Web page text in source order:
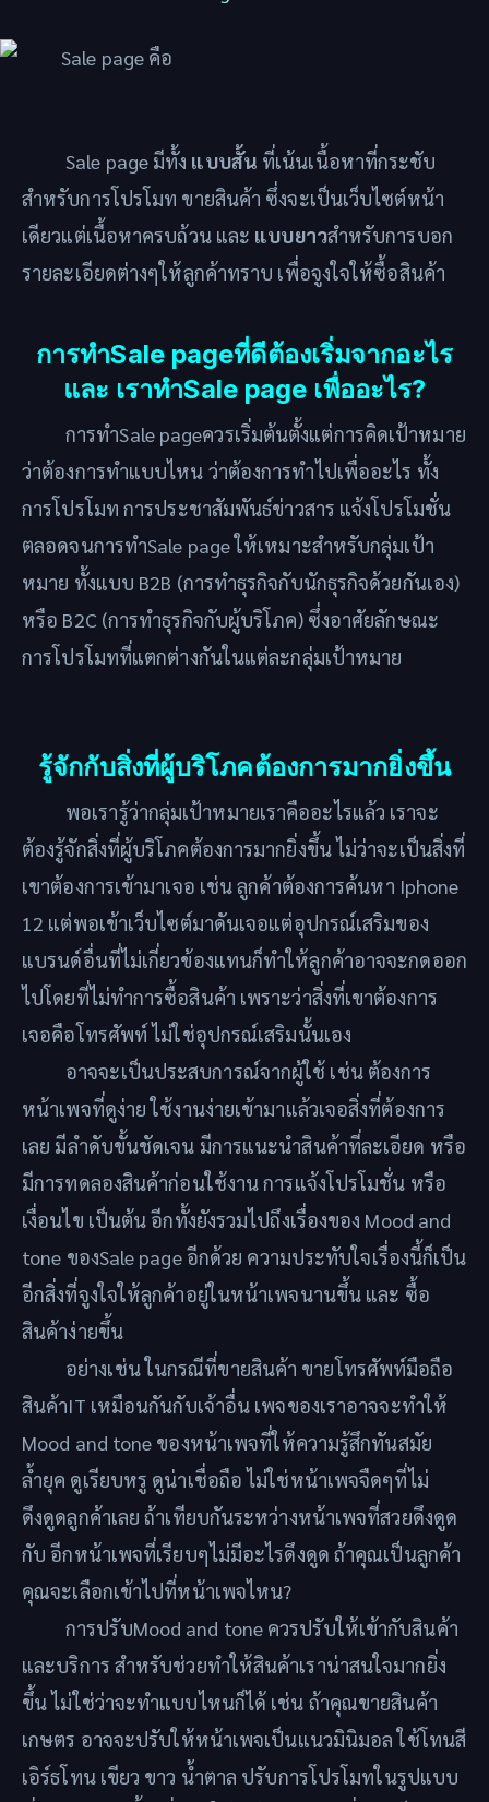
Sale page มีทั้ง แบบสั้น ที่เน้นเนื้อหาที่กระชับ
สำหรับการโปรโมท ขายสินค้า ซึ่งจะเป็นเว็บไซต์หน้า
เดียวแต่เนื้อหาครบถ้วน และ แบบยาวสำหรับการบอก
รายละเอียดต่างๆให้ลูกค้าทราบ เพื่อจูงใจให้ซื้อสินค้า
การทำSale pageที่ดีต้องเริ่มจากอะไร
และ เราทำSale page เพื่ออะไร?
การทำSale pageควรเริ่มต้นตั้งแต่การคิดเป้าหมาย
ว่าต้องการทำแบบไหน ว่าต้องการทำไปเพื่ออะไร ทั้ง
การโปรโมท การประชาสัมพันธ์ข่าวสาร แจ้งโปรโมชั่น
ตลอดจนการทำSale page ให้เหมาะสำหรับกลุ่มเป้า
หมาย ทั้งแบบ B2B (การทำธุรกิจกับนักธุรกิจด้วยกันเอง)
หรือ B2C (การทำธุรกิจกับผู้บริโภค) ซึ่งอาศัยลักษณะ
การโปรโมทที่แตกต่างกันในแต่ละกลุ่มเป้าหมาย
รู้จักกับสิ่งที่ผู้บริโภคต้องการมากยิ่งขึ้น
พอเรารู้ว่ากลุ่มเป้าหมายเราคืออะไรแล้ว เราจะ
ต้องรู้จักสิ่งที่ผู้บริโภคต้องการมากยิ่งขึ้น ไม่ว่าจะเป็นสิ่งที่
เขาต้องการเข้ามาเจอ เช่น ลูกค้าต้องการค้นหา Iphone
12 แต่พอเข้าเว็บไซต์มาดันเจอแต่อุปกรณ์เสริมของ
แบรนด์อื่นที่ไม่เกี่ยวข้องแทนก็ทำให้ลูกค้าอาจจะกดออก
ไปโดยที่ไม่ทำการซื้อสินค้า เพราะว่าสิ่งที่เขาต้องการ
เจอคือโทรศัพท์ ไม่ใช่อุปกรณ์เสริมนั้นเอง
อาจจะเป็นประสบการณ์จากผู้ใช้ เช่น ต้องการ
หน้าเพจที่ดูง่าย ใช้งานง่ายเข้ามาแล้วเจอสิ่งที่ต้องการ
เลย มีลำดับขั้นชัดเจน มีการแนะนำสินค้าที่ละเอียด หรือ
มีการทดลองสินค้าก่อนใช้งาน การแจ้งโปรโมชั่น หรือ
เงื่อนไข เป็นต้น อีกทั้งยังรวมไปถึงเรื่องของ Mood and
tone ของSale page อีกด้วย ความประทับใจเรื่องนี้ก็เป็น
อีกสิ่งที่จูงใจให้ลูกค้าอยู่ในหน้าเพจนานขึ้น และ ซื้อ
สินค้าง่ายขึ้น
อย่างเช่น ในกรณีที่ขายสินค้า ขายโทรศัพท์มือถือ
สินค้าIT เหมือนกันกับเจ้าอื่น เพจของเราอาจจะทำให้
Mood and tone ของหน้าเพจที่ให้ความรู้สึกทันสมัย
ล้ำยุค ดูเรียบหรู ดูน่าเชื่อถือ ไม่ใช่หน้าเพจจืดๆที่ไม่
ดึงดูดลูกค้าเลย ถ้าเทียบกันระหว่างหน้าเพจที่สวยดึงดูด
กับ อีกหน้าเพจที่เรียบๆไม่มีอะไรดึงดูด ถ้าคุณเป็นลูกค้า
คุณจะเลือกเข้าไปที่หน้าเพจไหน?
การปรับMood and tone ควรปรับให้เข้ากับสินค้า
และบริการ สำหรับช่วยทำให้สินค้าเราน่าสนใจมากยิ่ง
ขึ้น ไม่ใช่ว่าจะทำแบบไหนก็ได้ เช่น ถ้าคุณขายสินค้า
เกษตร อาจจะปรับให้หน้าเพจเป็นแนวมินิมอล ใช้โทนสี
เอิร์ธโทน เขียว ขาว น้ำตาล ปรับการโปรโมทในรูปแบบ